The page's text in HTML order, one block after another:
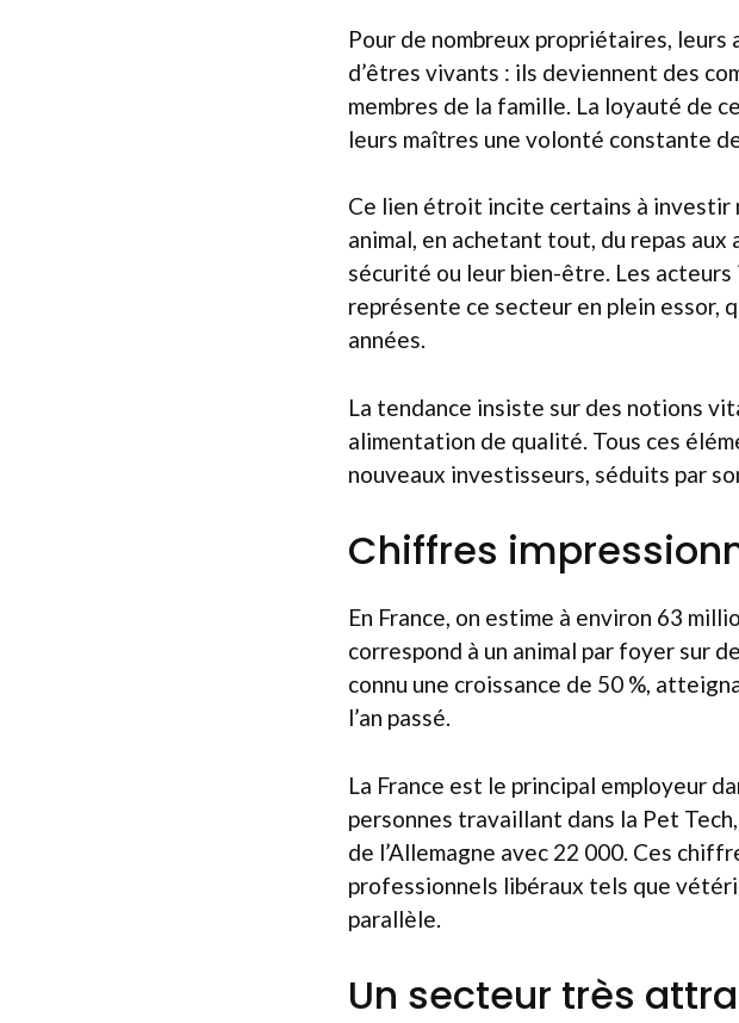
Pour de nombreux propriétaires,
d’êtres vivants : ils deviennent des
membres de la famille. La loyauté de
leurs maîtres une volonté constante
Ce lien étroit incite certains à investir
animal, en achetant tout, du repas
sécurité ou leur bien-être. Les
représente ce secteur en plein essor,
années.
La tendance insiste sur des notions
alimentation de qualité. Tous ces
nouveaux investisseurs, séduits par
Chiffres
En France, on estime à environ 63
correspond à un animal par foyer sur
connu une croissance de 50 %,
l’an passé.
La France est le principal employeur
personnes travaillant dans la Pet
de l’Allemagne avec 22 000. Ces
professionnels libéraux tels que
parallèle.
Un secteur très